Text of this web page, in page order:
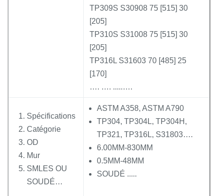
TP309S S30908 75 [515] 30
[205]
TP310S S31008 75 [515] 30
[205]
TP316L S31603 70 [485] 25
[170]
…. …. .....….
Spécifications
Catégorie
OD
Mur
SMLES OU
SOUDÉ…
ASTM A358, ASTM A790
TP304, TP304L, TP304H,
TP321, TP316L, S31803….
6.00MM-830MM
0.5MM-48MM
SOUDÉ .....